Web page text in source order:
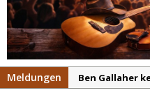
Meldungen
Ben Gallaher